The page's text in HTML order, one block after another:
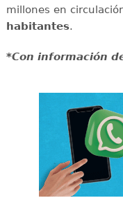
millones en
habitantes.
*Con información